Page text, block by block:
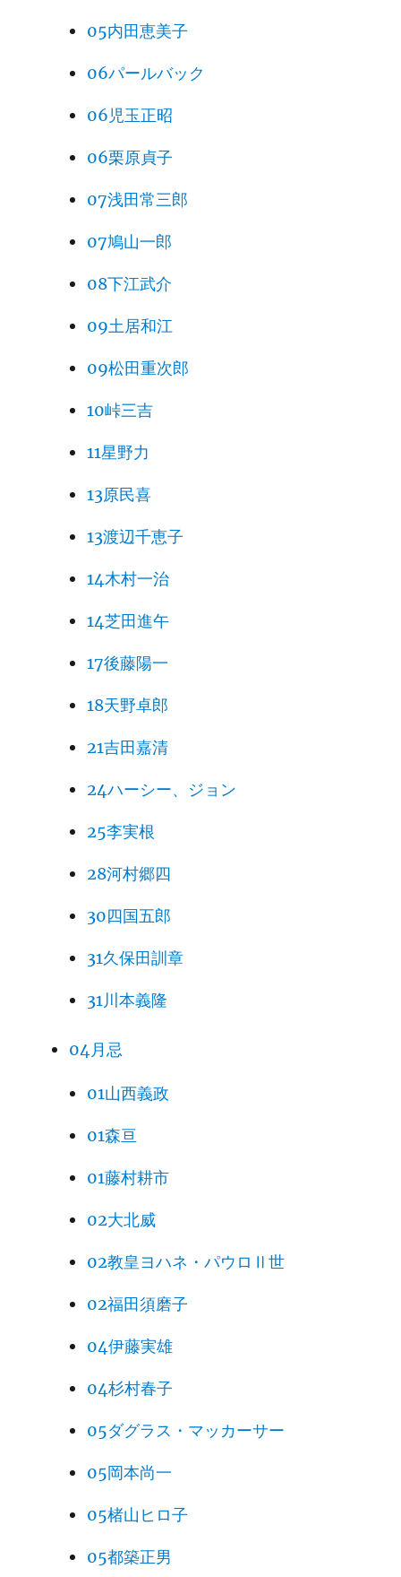
05内田恵美子
06パールバック
06児玉正昭
06栗原貞子
07浅田常三郎
07鳩山一郎
08下江武介
09土居和江
09松田重次郎
10峠三吉
11星野力
13原民喜
13渡辺千恵子
14木村一治
14芝田進午
17後藤陽一
18天野卓郎
21吉田嘉清
24ハーシー、ジョン
25李実根
28河村郷四
30四国五郎
31久保田訓章
31川本義隆
04月忌
01山西義政
01森亘
01藤村耕市
02大北威
02教皇ヨハネ・パウロⅡ世
02福田須磨子
04伊藤実雄
04杉村春子
05ダグラス・マッカーサー
05岡本尚一
05楮山ヒロ子
05都築正男